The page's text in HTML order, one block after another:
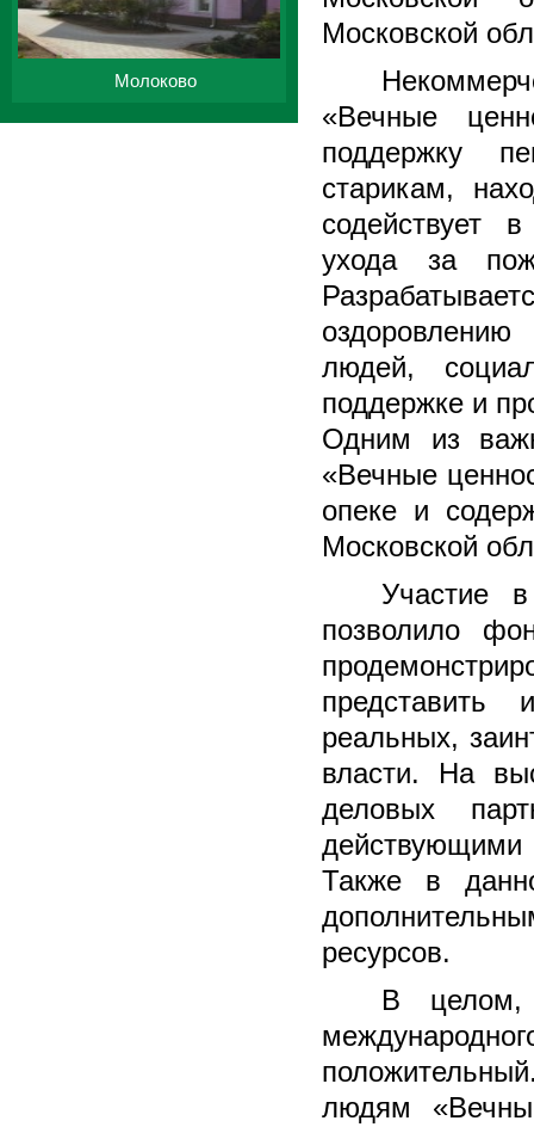
Московской
«Вечные
поддержку
старикам,
содействует в
ухода за
людей,
поддержке и
Одним из
«Вечные
опеке и
Московской
Участие
позволило
представить
реальных,
власти. На
деловых
Также в
ресурсов.
В целом,
людям
Молоково